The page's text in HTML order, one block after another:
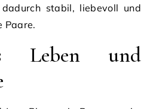
stabil, liebevoll und
Paare.
Leben und